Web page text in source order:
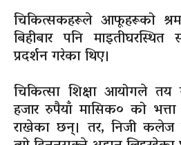
चिकित्सकहरूले आफूहरूको
बिहीबार पनि माइतीघरस्थित
प्रदर्शन गरेका थिए।
चिकित्सा शिक्षा आयोगले
हजार रुपैयाँ मासिक० को
राखेका छन्। तर, निजी